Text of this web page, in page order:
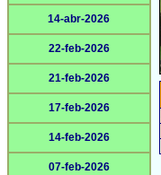
14-abr-2026
22-feb-2026
21-feb-2026
17-feb-2026
14-feb-2026
07-feb-2026